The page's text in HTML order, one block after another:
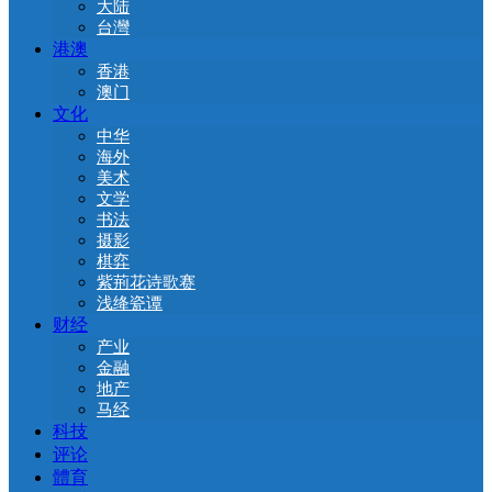
大陆
台灣
港澳
香港
澳门
文化
中华
海外
美术
文学
书法
摄影
棋弈
紫荊花诗歌赛
浅绛瓷谭
财经
产业
金融
地产
马经
科技
评论
體育